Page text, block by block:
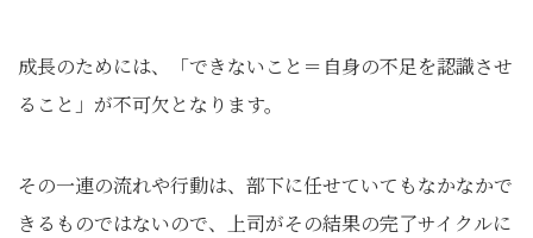
成長のためには、「できないこと＝自身の不足を認識させ
ること」が不可欠となります。
その一連の流れや行動は、部下に任せていてもなかなかで
きるものではないので、上司がその結果の完了サイクルに